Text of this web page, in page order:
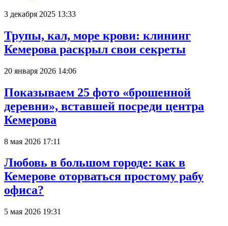
3 декабря 2025 13:33
Трупы, кал, море крови: клининг
Кемерова раскрыл свои секреты
20 января 2026 14:06
Показываем 25 фото «брошенной
деревни», вставшей посреди центра
Кемерова
8 мая 2026 17:11
Любовь в большом городе: как в
Кемерове оторваться простому рабу
офиса?
5 мая 2026 19:31